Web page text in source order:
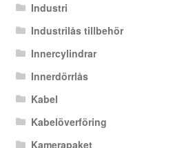
Industri
Industrilås tillbehör
Innercylindrar
Innerdörrlås
Kabel
Kabelöverföring
Kamerapaket